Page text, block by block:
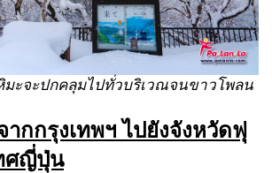
มะจะปกคลุมไปทั่วบริเวณจนขาวโพลน
ากกรุงเทพฯ ไปยังจังหวัดฟุ
ศญี่ปุ่น